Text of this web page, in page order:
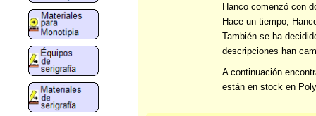
Hanco comenzó con
Hace un tiempo,
También se ha
descripciones han
A continuación
están en stock en